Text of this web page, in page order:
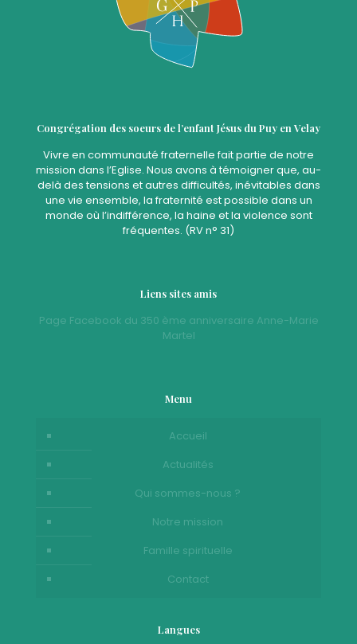
Congrégation des soeurs de l’enfant Jésus du Puy en Velay
Vivre en communauté fraternelle fait partie de notre
mission dans l’Eglise. Nous avons à témoigner que, au-
delà des tensions et autres difficultés, inévitables dans
une vie ensemble, la fraternité est possible dans un
monde où l’indifférence, la haine et la violence sont
fréquentes. (RV n° 31)
Liens sites amis
Page Facebook du 350 ème anniversaire Anne-Marie
Martel
Menu
Accueil
Actualités
Qui sommes-nous ?
Notre mission
Famille spirituelle
Contact
Langues